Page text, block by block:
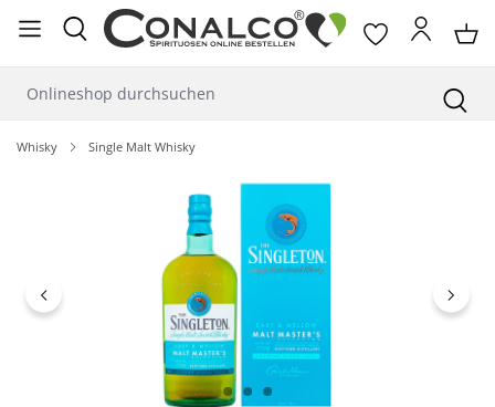
springen
Whisky Single Malt Whisky